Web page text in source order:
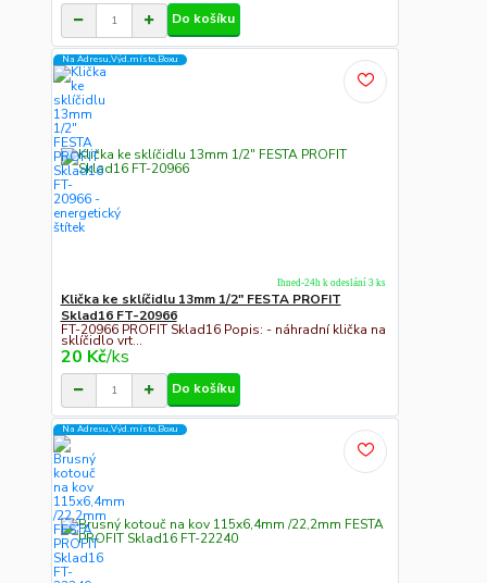
Do košíku
Na Adresu,Výd.místo,Boxu
Klička ke sklíčidlu 13mm 1/2" FESTA PROFIT
Sklad16 FT-20966
FT-20966 PROFIT Sklad16 Popis: - náhradní klička na
sklíčidlo vrt...
20 Kč/ks
Ihned-24h k odeslání 3 ks
Do košíku
Na Adresu,Výd.místo,Boxu